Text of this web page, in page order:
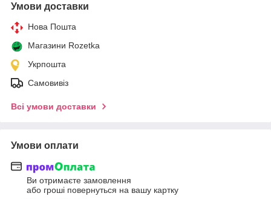
Умови доставки
Нова Пошта
Магазини Rozetka
Укрпошта
Самовивіз
Всі умови доставки
Умови оплати
Ви отримаєте замовлення
або гроші повернуться на вашу картку